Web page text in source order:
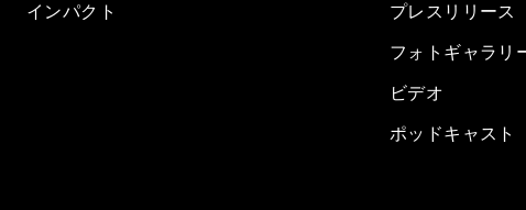
インパクト
プレスリリース
フォトギャラリ
ビデオ
ポッドキャスト